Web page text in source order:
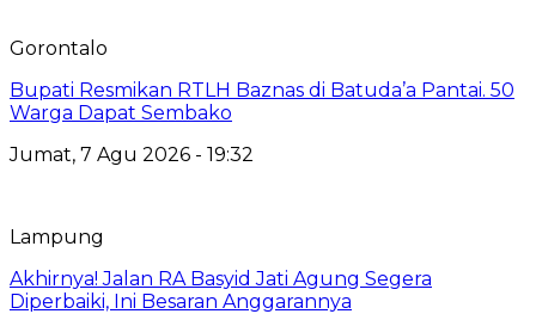
Gorontalo
Bupati Resmikan RTLH Baznas di Batuda’a Pantai. 50
Warga Dapat Sembako
Jumat, 7 Agu 2026 - 19:32
Lampung
Akhirnya! Jalan RA Basyid Jati Agung Segera
Diperbaiki, Ini Besaran Anggarannya